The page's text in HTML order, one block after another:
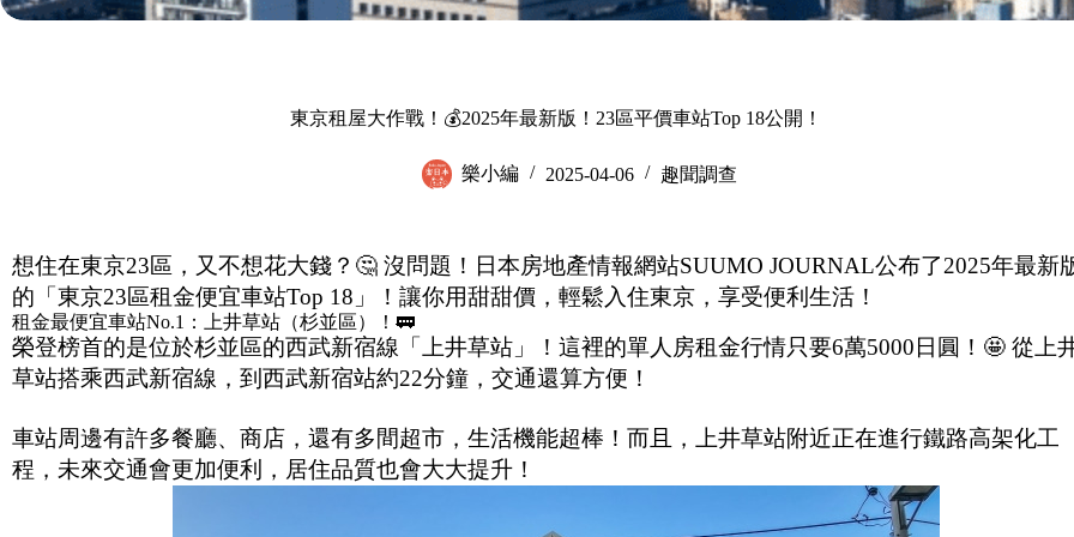
東京租屋大作戰！💰2025年最新版！23區平價車站Top 18公開！
樂小編 2025-04-06 趣聞調查
想住在東京23區，又不想花大錢？🤔 沒問題！日本房地產情報網站SUUMO JOURNAL公布了2025年最新
的「東京23區租金便宜車站Top 18」！讓你用甜甜價，輕鬆入住東京，享受便利生活！
租金最便宜車站No.1：上井草站（杉並區）！🚃
榮登榜首的是位於杉並區的西武新宿線「上井草站」！這裡的單人房租金行情只要6萬5000日圓！🤩 從上
草站搭乘西武新宿線，到西武新宿站約22分鐘，交通還算方便！
車站周邊有許多餐廳、商店，還有多間超市，生活機能超棒！而且，上井草站附近正在進行鐵路高架化工
程，未來交通會更加便利，居住品質也會大大提升！